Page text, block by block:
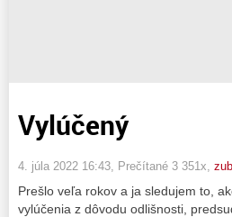
Vylúčený
4. júla 2022 16:43 , Prečítané 3 351x,
Prešlo veľa rokov a ja sledujem to,
vylúčenia z dôvodu odlišnosti,